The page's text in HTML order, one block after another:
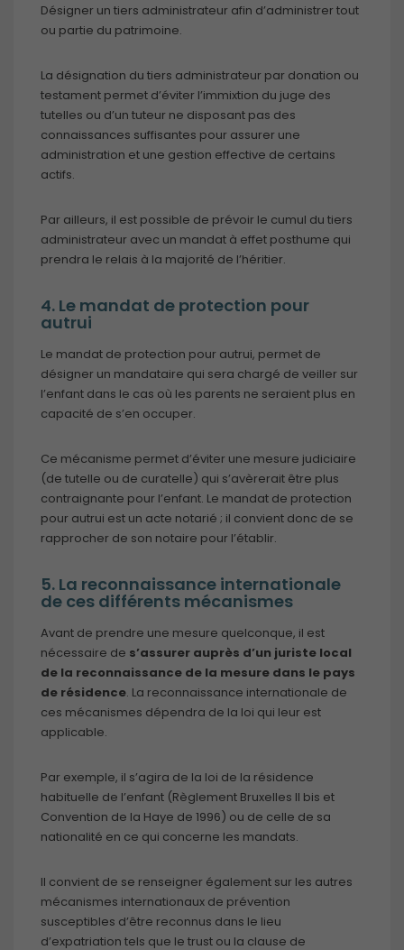
Désigner un tiers administrateur afin d’administrer tout
ou partie du patrimoine.
La désignation du tiers administrateur par donation ou
testament permet d’éviter l’immixtion du juge des
tutelles ou d’un tuteur ne disposant pas des
connaissances suffisantes pour assurer une
administration et une gestion effective de certains
actifs.
Par ailleurs, il est possible de prévoir le cumul du tiers
administrateur avec un mandat à effet posthume qui
prendra le relais à la majorité de l’héritier.
4. Le mandat de protection pour
autrui
Le mandat de protection pour autrui, permet de
désigner un mandataire qui sera chargé de veiller sur
l’enfant dans le cas où les parents ne seraient plus en
capacité de s’en occuper.
Ce mécanisme permet d’éviter une mesure judiciaire
(de tutelle ou de curatelle) qui s’avèrerait être plus
contraignante pour l’enfant. Le mandat de protection
pour autrui est un acte notarié ; il convient donc de se
rapprocher de son notaire pour l’établir.
5. La reconnaissance internationale
de ces différents mécanismes
Avant de prendre une mesure quelconque, il est
nécessaire de s’assurer auprès d’un juriste local
de la reconnaissance de la mesure dans le pays
de résidence. La reconnaissance internationale de
ces mécanismes dépendra de la loi qui leur est
applicable.
Par exemple, il s’agira de la loi de la résidence
habituelle de l’enfant (Règlement Bruxelles II bis et
Convention de la Haye de 1996) ou de celle de sa
nationalité en ce qui concerne les mandats.
Il convient de se renseigner également sur les autres
mécanismes internationaux de prévention
susceptibles d’être reconnus dans le lieu
d’expatriation tels que le trust ou la clause de